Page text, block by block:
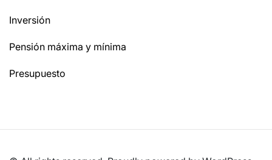
Inversión
Pensión máxima y mínima
Presupuesto